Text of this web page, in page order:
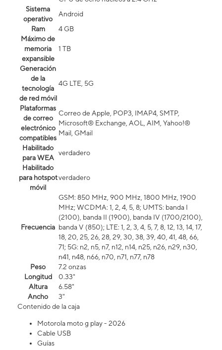
Sistema
operativo
Android
Ram
4 GB
Máximo de
memoria
expansible
1 TB
Generación
de la
tecnología
de red móvil
4G LTE, 5G
Plataformas
de correo
electrónico
compatibles
Correo de Apple, POP3, IMAP4, SMTP,
Microsoft® Exchange, AOL, AIM, Yahoo!®
Mail, GMail
Habilitado
para WEA
verdadero
Habilitado
para hotspot
móvil
verdadero
Frecuencia
GSM: 850 MHz, 900 MHz, 1800 MHz, 1900
MHz; WCDMA: 1, 2, 4, 5, 8; UMTS: banda I
(2100), banda II (1900), banda IV (1700/2100),
banda V (850); LTE: 1, 2, 3, 4, 5, 7, 8, 12, 13, 14, 17,
18, 20, 25, 26, 28, 29, 30, 38, 39, 40, 41, 48, 66,
71; 5G: n2, n5, n7, n12, n14, n25, n26, n29, n30,
n41, n48, n66, n70, n71, n77, n78
Peso
7.2 onzas
Longitud
0.33"
Altura
6.58"
Ancho
3"
Contenido de la caja
Motorola moto g play - 2026
Cable USB
Guías